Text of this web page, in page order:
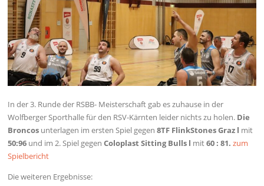
In der 3. Runde der RSBB- Meisterschaft gab es zuhause in der
Wolfberger Sporthalle für den RSV-Kärnten leider nichts zu holen. Die
Broncos unterlagen im ersten Spiel gegen8TF FlinkStones Graz l mit
50:96 und im 2. Spiel gegenColoplast Sitting Bulls l mit60 : 81. zum
Spielbericht
Die weiteren Ergebnisse: